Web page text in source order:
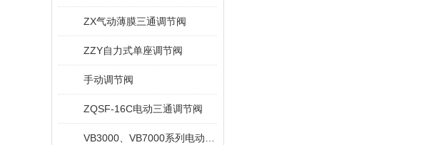
ZX气动薄膜三通调节阀
ZZY自力式单座调节阀
手动调节阀
ZQSF-16C电动三通调节阀